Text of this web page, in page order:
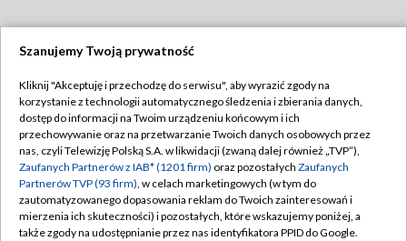
TVP
Abonament TVP
Emisja w TVP
Centrum informacji TVP
Naziemna Telewizja Cyfrowa
Regulamin TVP
Polityka prywatności
Moje zgody
Pomoc
Szanujemy Twoją prywatność
Kliknij "Akceptuję i przechodzę do serwisu", aby wyrazić zgody na
korzystanie z technologii automatycznego śledzenia i zbierania danych,
dostęp do informacji na Twoim urządzeniu końcowym i ich
przechowywanie oraz na przetwarzanie Twoich danych osobowych przez
nas, czyli Telewizję Polską S.A. w likwidacji (zwaną dalej również „TVP”),
Zaufanych Partnerów z IAB* (1201 firm) oraz pozostałych Zaufanych
Partnerów TVP (93 firm), w celach marketingowych (w tym do
zautomatyzowanego dopasowania reklam do Twoich zainteresowań i
mierzenia ich skuteczności) i pozostałych, które wskazujemy poniżej, a
także zgody na udostępnianie przez nas identyfikatora PPID do Google.